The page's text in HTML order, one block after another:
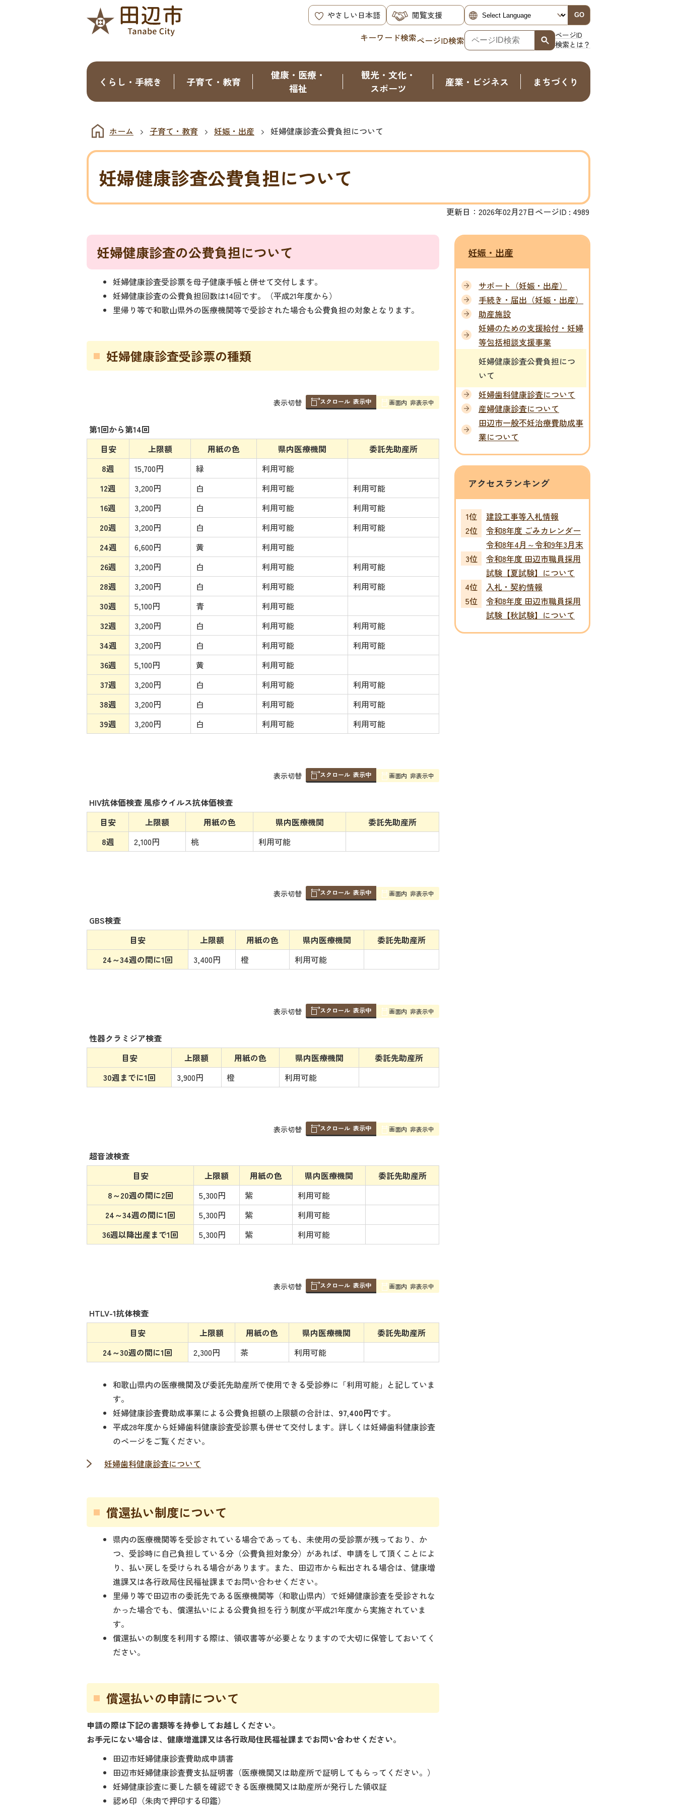
やさしい日本語 閲覧支援 GO
キーワード検索ページID検索
ページID
検索とは？
くらし・手続き 子育て・教育
健康・医療・
福祉
観光・文化・
スポーツ
産業・ビジネス まちづくり
ホーム 子育て・教育 妊娠・出産 妊婦健康診査公費負担について
妊婦健康診査公費負担について
更新日：2026年02月27日ページID : 4989
妊婦健康診査の公費負担について
妊婦健康診査受診票を母子健康手帳と併せて交付します。
妊婦健康診査の公費負担回数は14回です。（平成21年度から）
里帰り等で和歌山県外の医療機関等で受診された場合も公費負担の対象となります。
妊婦健康診査受診票の種類
表
の
表示切替 スクロール 表示中 画面内 非表示中
第1回から第14回
目安
上限額 用紙の色 県内医療機関
委託先助産所
8週
15,700円 緑
利用可能
12週
3,200円 白 利用可能
利用可能
16週
3,200円 白 利用可能
利用可能
20週
3,200円 白 利用可能
利用可能
24週
6,600円 黄
利用可能
26週
3,200円 白 利用可能
利用可能
28週
3,200円 白 利用可能
利用可能
30週
5,100円 青
利用可能
32週
3,200円 白 利用可能
利用可能
34週
3,200円 白 利用可能
利用可能
36週
5,100円 黄
利用可能
37週
3,200円 白 利用可能
利用可能
38週
3,200円 白 利用可能
利用可能
39週
3,200円 白 利用可能 利用可能
表
の
表示切替 スクロール 表示中 画面内 非表示中
HIV抗体価検査 風疹ウイルス抗体価検査
目安
上限額 用紙の色 県内医療機関
委託先助産所
8週
2,100円 桃 利用可能
表
の
表示切替 スクロール 表示中 画面内 非表示中
GBS検査
目安
上限額 用紙の色 県内医療機関
委託先助産所
24～34週の間に1回
3,400円 橙 利用可能
表
の
表示切替 スクロール 表示中 画面内 非表示中
性器クラミジア検査
目安
上限額 用紙の色 県内医療機関
委託先助産所
30週までに1回
3,900円 橙 利用可能
表
の
表示切替 スクロール 表示中 画面内 非表示中
超音波検査
目安
上限額 用紙の色 県内医療機関
委託先助産所
8～20週の間に2回
5,300円 紫
利用可能
24～34週の間に1回
5,300円 紫
利用可能
36週以降出産まで1回
5,300円 紫 利用可能
表
の
表示切替 スクロール 表示中 画面内 非表示中
HTLV-1抗体検査
目安
上限額 用紙の色 県内医療機関
委託先助産所
24～30週の間に1回
2,300円 茶 利用可能
和歌山県内の医療機関及び委託先助産所で使用できる受診券に「利用可能」と記していま
す。
妊婦健康診査費助成事業による公費負担額の上限額の合計は、 97,400円です。
平成28年度から妊婦歯科健康診査受診票も併せて交付します。詳しくは妊婦歯科健康診査
のページをご覧ください。
妊婦歯科健康診査について
償還払い制度について
県内の医療機関等を受診されている場合であっても、未使用の受診票が残っており、か
つ、受診時に自己負担している分（公費負担対象分）があれば、申請をして頂くことによ
り、払い戻しを受けられる場合があります。また、田辺市から転出される場合は、健康増
進課又は各行政局住民福祉課までお問い合わせください。
里帰り等で田辺市の委託先である医療機関等（和歌山県内）で妊婦健康診査を受診されな
かった場合でも、償還払いによる公費負担を行う制度が平成21年度から実施されていま
す。
償還払いの制度を利用する際は、領収書等が必要となりますので大切に保管しておいてく
ださい。
償還払いの申請について
申請の際は下記の書類等を持参してお越しください。
お手元にない場合は、健康増進課又は各行政局住民福祉課までお問い合わせください。
田辺市妊婦健康診査費助成申請書
田辺市妊婦健康診査費支払証明書（医療機関又は助産所で証明してもらってください。）
妊婦健康診査に要した額を確認できる医療機関又は助産所が発行した領収証
認め印（朱肉で押印する印鑑）
妊娠・出産
サポート（妊娠・出産）
手続き・届出（妊娠・出産）
助産施設
妊婦のための支援給付・妊婦
等包括相談支援事業
妊婦健康診査公費負担につ
いて
妊婦歯科健康診査について
産婦健康診査について
田辺市一般不妊治療費助成事
業について
アクセスランキング
建設工事等入札情報
令和8年度 ごみカレンダー
令和8年4月～令和9年3月末
令和8年度 田辺市職員採用
試験【夏試験】について
入札・契約情報
令和8年度 田辺市職員採用
試験【秋試験】について